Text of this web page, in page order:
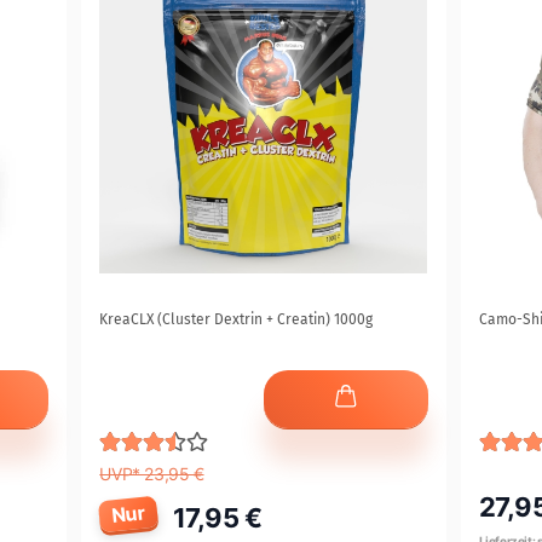
KreaCLX (Cluster Dextrin + Creatin) 1000g
UVP* 23,95 €
Nur 17,95 €
Camo-